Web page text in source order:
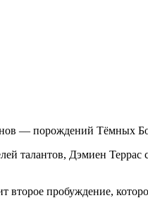
— порождений Тёмных
талантов, Дэмиен Террас
пробуждение,